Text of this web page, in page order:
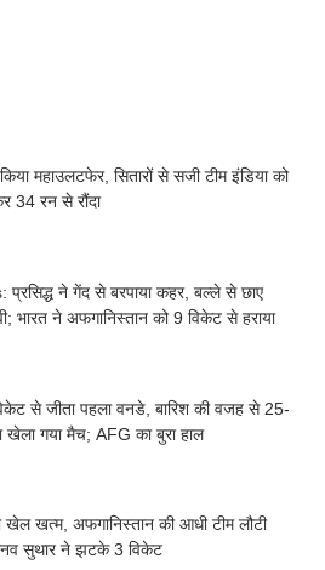
महाउलटफेर, सितारों से सजी टीम इंडिया को
रन से रौंदा
ने गेंद से बरपाया कहर, बल्ले से छाए
भारत ने अफगानिस्तान को 9 विकेट से हराया
से जीता पहला वनडे, बारिश की वजह से 25-
गया मैच; AFG का बुरा हाल
खेल खत्म, अफगानिस्तान की आधी टीम लौटी
सुथार ने झटके 3 विकेट